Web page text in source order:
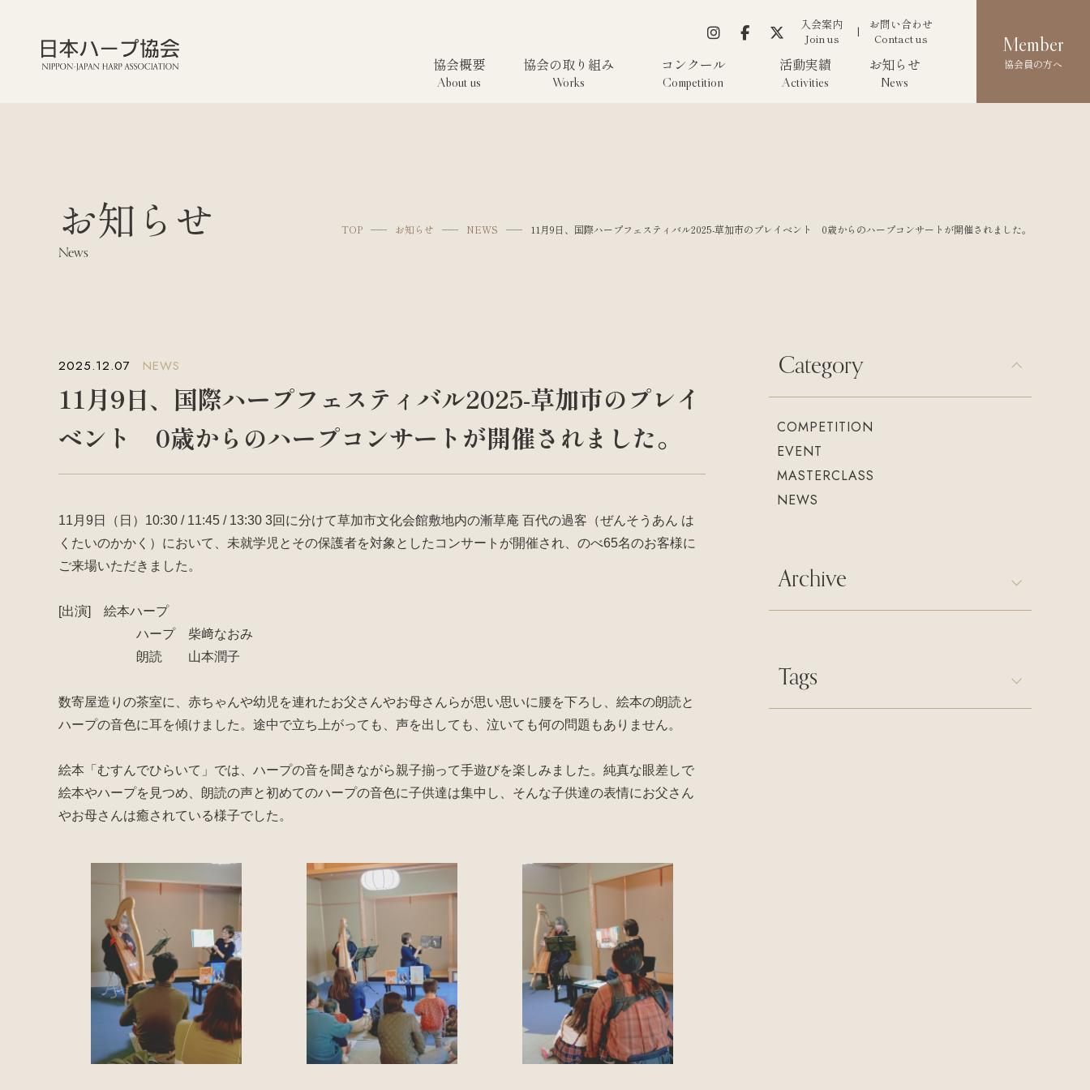
入会案内
Join us
お問い合わせ
Contact us
協会概要
About us
協会の取り組み
Works
コンクール
Competition
活動実績
Activities
お知らせ
News
Member
協会員の方へ
お知らせ
News
TOP お知らせ NEWS 11月9日、国際ハープフェスティバル2025-草加市のプレイベント 0歳からのハープコンサートが開催されました。
2025.12.07 NEWS
11月9日、国際ハープフェスティバル2025-草加市のプレイ
ベント 0歳からのハープコンサートが開催されました。
11月9日（日）10:30 / 11:45 / 13:30 3回に分けて草加市文化会館敷地内の漸草庵 百代の過客（ぜんそうあん は
くたいのかかく）において、未就学児とその保護者を対象としたコンサートが開催され、のべ65名のお客様に
ご来場いただきました。
[出演] 絵本ハープ
ハープ 柴﨑なおみ
朗読 山本潤子
数寄屋造りの茶室に、赤ちゃんや幼児を連れたお父さんやお母さんらが思い思いに腰を下ろし、絵本の朗読と
ハープの音色に耳を傾けました。途中で立ち上がっても、声を出しても、泣いても何の問題もありません。
絵本「むすんでひらいて」では、ハープの音を聞きながら親子揃って手遊びを楽しみました。純真な眼差しで
絵本やハープを見つめ、朗読の声と初めてのハープの音色に子供達は集中し、そんな子供達の表情にお父さん
やお母さんは癒されている様子でした。
Category
COMPETITION
EVENT
MASTERCLASS
NEWS
Archive
Tags